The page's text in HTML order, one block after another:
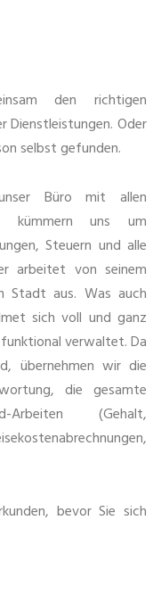
den richtigen
Dienstleistungen. Oder
selbst gefunden.
Büro mit allen
kümmern uns um
Steuern und alle
arbeitet von seinem
Stadt aus. Was auch
sich voll und ganz
verwaltet. Da
übernehmen wir die
die gesamte
(Gehalt,
bevor Sie sich